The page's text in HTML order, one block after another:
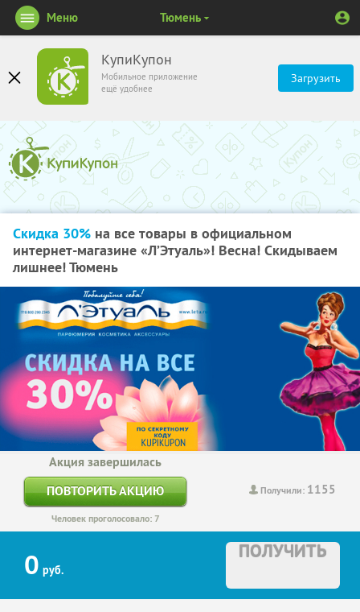
КупиКупон
Мобильное приложение
ещё удобнее
Загрузить
Меню Тюмень
Скидка 30% на все товары в официальном
интернет-магазине «Л’Этуаль»! Весна! Скидываем
лишнее! Тюмень
Получили: 1155
Акция завершилась
ПОВТОРИТЬ АКЦИЮ
Человек проголосовало: 7
0 руб.
ПОЛУЧИТЬ